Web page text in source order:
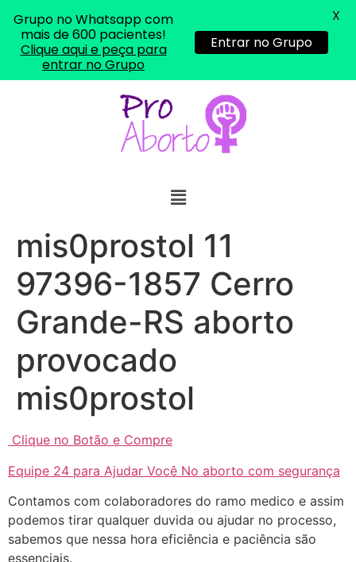
mis0prostol 11
97396-1857 Cerro
Grande-RS aborto
provocado
mis0prostol
Clique no Botão e Compre
Equipe 24 para Ajudar Você No aborto com segurança
Contamos com colaboradores do ramo medico e assim
podemos tirar qualquer duvida ou ajudar no processo,
sabemos que nessa hora eficiência e paciência são
essenciais.
Grupo no Whatsapp com
mais de 600 pacientes!
Clique aqui e peça para
entrar no Grupo
Entrar no Grupo
X
... (1998989**** em
http://www.proaborto.com)
"só de ter dúvida já é uma
Helly
(1999997****
em http://www.proaborto.com)
Eu estou preparada em varias